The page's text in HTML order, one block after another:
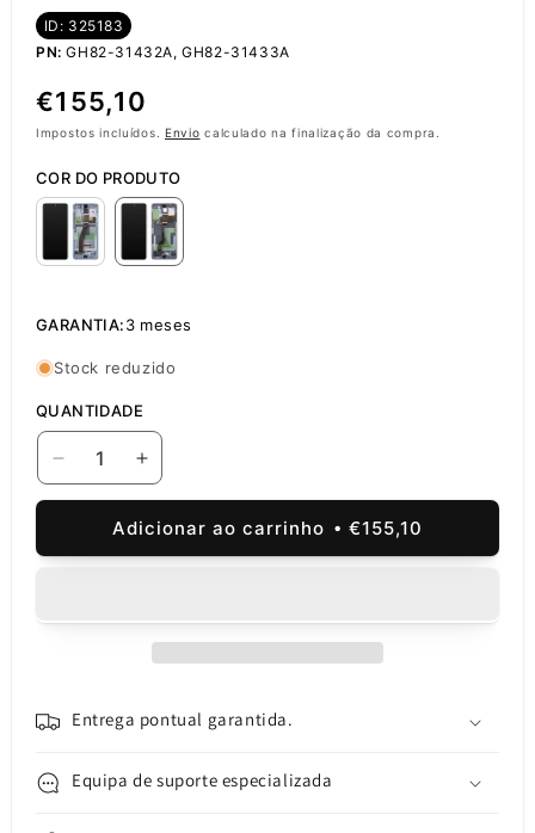
ID: 325183
PN: GH82-31432A, GH82-31433A
Preço
normal
€155,10
Impostos incluídos. Envio calculado na finalização da compra.
COR DO PRODUTO
GARANTIA:3 meses
Stock reduzido
QUANTIDADE
Diminuir
quantidade
Samsung
G981
S20
G980,
Aumentar
quantidade
de
Samsung
Galaxy
S20
G981
S20
G980,
Adicionar ao carrinho €155,10
Entrega pontual garantida.
Equipa de suporte especializada